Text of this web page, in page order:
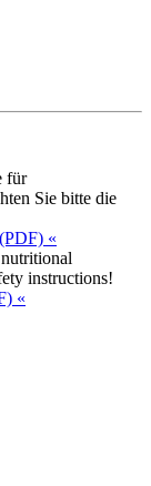
für
Sie bitte die
«
instructions!
«